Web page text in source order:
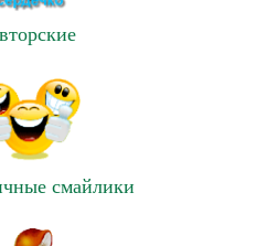
смайлики